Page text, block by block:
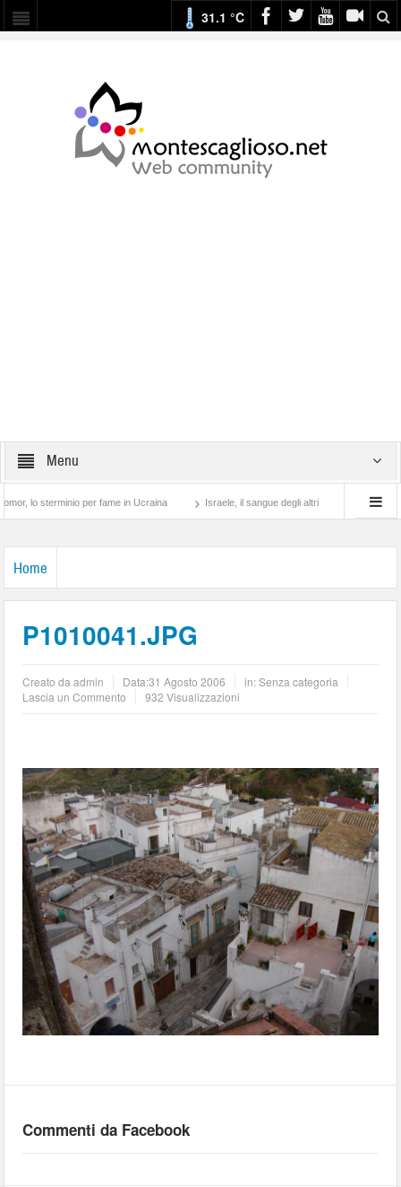
31.1 °C
Menu
sterminio per fame in Ucraina Israele, il sangue degli altri Lotta di classe…
Home
P1010041.JPG
Creato daadmin Data:31 Agosto 2006
in: Senza categoria
Lascia un Commento
932 Visualizzazioni
Commenti da Facebook